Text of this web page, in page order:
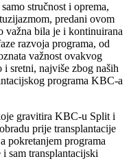
stručnost i oprema,
predani ovom
važna bila je i kontinuirana
razvoja programa, od
važnost ovakvog
i sretni, najviše zbog naših
programa KBC-a
gravitira KBC-u Split i
prije transplantacije
pokretanjem programa
sam transplantacijski